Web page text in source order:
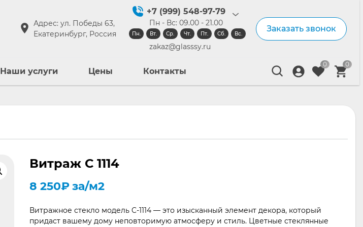
Адрес: ул. Победы 63,
Екатеринбург, Россия
+7 (999) 548-97-79
Пн - Вс: 09.00 - 21.00
Пн. Вт. Ср. Чт. Пт. Сб. Вс.
zakaz@glasssy.ru
Заказать звонок
Наши услуги Цены Контакты
0 0
Витраж С 1114
8 250₽ за/м2
Витражное стекло модель C-1114 — это изысканный элемент декора, который
придаст вашему дому неповторимую атмосферу и стиль. Цветные стеклянные